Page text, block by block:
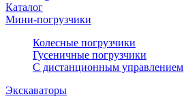
Каталог
Мини-погрузчики
Колесные погрузчики
Гусеничные погрузчики
С дистанционным управлением
Экскаваторы